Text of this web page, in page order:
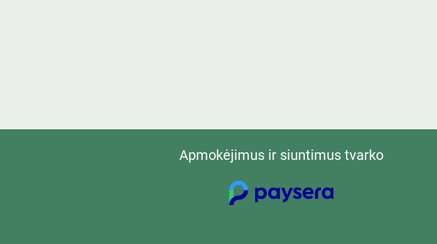
Apmokėjimus ir siuntimus tvarko